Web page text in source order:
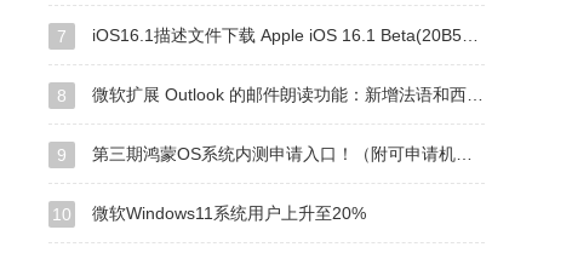
7 iOS16.1描述文件下载 Apple iOS 16.1 Beta(20B5045d) 描述性文件下载
8 微软扩展 Outlook 的邮件朗读功能：新增法语和西班牙语，通过聆听阅读邮件
9 第三期鸿蒙OS系统内测申请入口！（附可申请机型）
10 微软Windows11系统用户上升至20%